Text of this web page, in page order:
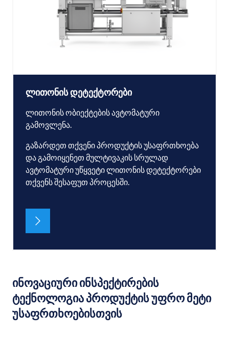
ლითონის დეტექტორები
ლითონის ობიექტების ავტომატური
გამოვლენა.
გაზარდეთ თქვენი პროდუქტის უსაფრთხოება
და გამოიყენეთ მულტივაკის სრულად
ავტომატური უწყვეტი ლითონის დეტექტორები
თქვენს შესაფუთ პროცესში.
ინოვაციური ინსპექტირების
ტექნოლოგია პროდუქტის უფრო მეტი
უსაფრთხოებისთვის